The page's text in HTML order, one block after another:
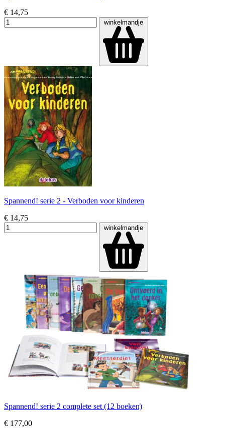
€ 14,75
winkelmandje
Spannend! serie 2 - Verboden voor kinderen
€ 14,75
winkelmandje
Spannend! serie 2 complete set (12 boeken)
€ 177,00